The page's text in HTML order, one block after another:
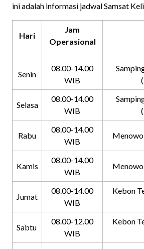
ini adalah informasi jadwal Samsat
Hari
Jam
Operasional
Senin
08.00-14.00
WIB
Selasa
08.00-14.00
WIB
Rabu
08.00-14.00
WIB
Kamis
08.00-14.00
WIB
Jumat
08.00-14.00
WIB
Kebon
Sabtu
08.00-12.00
WIB
Kebon